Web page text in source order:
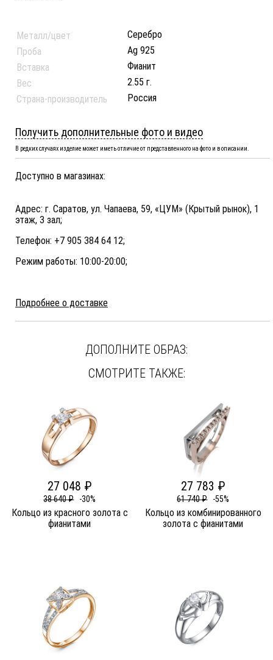
Металл/цвет
Серебро
Проба
Ag 925
Вставка
Фианит
Вес
2.55 г.
Страна-производитель
Россия
Получить дополнительные фото и видео
В редких случаях изделие может иметь отличие от представленного на фото и в описании.
Доступно в магазинах:
Адрес: г. Саратов, ул. Чапаева, 59, «ЦУМ» (Крытый рынок), 1
этаж, 3 зал;
Телефон: +7 905 384 64 12;
Режим работы: 10:00-20:00;
Подробнее о доставке
ДОПОЛНИТЕ ОБРАЗ:
СМОТРИТЕ ТАКЖЕ:
27 048 ₽
38 640 ₽ -30%
Кольцо из красного золота c
фианитами
27 783 ₽
61 740 ₽ -55%
Кольцо из комбинированного
золота c фианитами